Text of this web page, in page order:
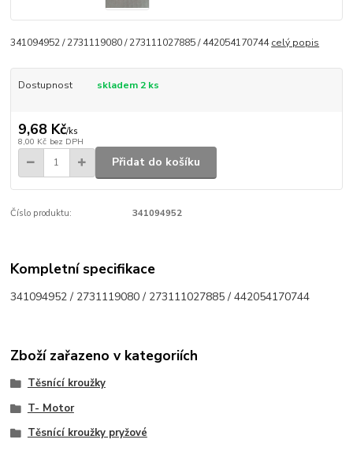
341094952 / 2731119080 / 273111027885 / 442054170744celý popis
Dostupnost skladem 2 ks
9,68 Kč/ks
8,00 Kč bez DPH
Přidat do košíku
Číslo produktu: 341094952
Kompletní specifikace
341094952 / 2731119080 / 273111027885 / 442054170744
Zboží zařazeno v kategoriích
Těsnící kroužky
T- Motor
Těsnící kroužky pryžové